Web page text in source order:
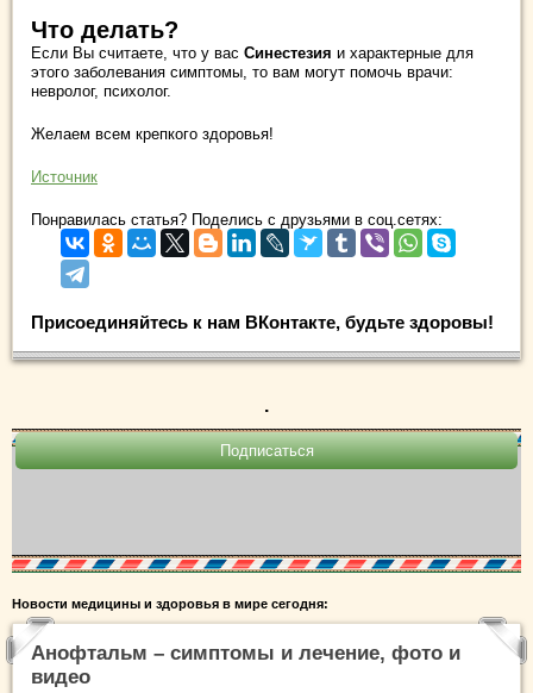
Что делать?
Если Вы считаете, что у вас Синестезия и характерные для
этого заболевания симптомы, то вам могут помочь врачи:
невролог, психолог.
Желаем всем крепкого здоровья!
Источник
Понравилась статья? Поделись с друзьями в соц.сетях:
Присоединяйтесь к нам ВКонтакте, будьте здоровы!
.
Новости медицины и здоровья в мире сегодня:
Анофтальм – симптомы и лечение, фото и
видео